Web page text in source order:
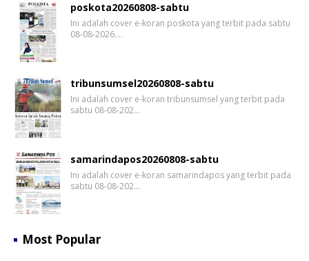
poskota20260808-sabtu
Ini adalah cover e-koran poskota yang terbit pada sabtu
08-08-2026.…
tribunsumsel20260808-sabtu
Ini adalah cover e-koran tribunsumsel yang terbit pada
sabtu 08-08-202…
samarindapos20260808-sabtu
Ini adalah cover e-koran samarindapos yang terbit pada
sabtu 08-08-202…
Most Popular